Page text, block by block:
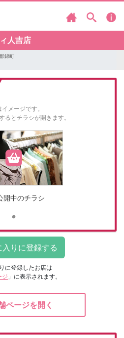
人吉店
錦町
メージです。
るとチラシが開きます。
開中のチラシ
に登録したお店は
ジ 」に表示されます。
ページを開く